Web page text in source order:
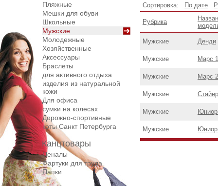
Пляжные
Мешки для обуви
Школьные
Мужские
Молодежные
Хозяйственные
Аксессуары
Браслеты
для активного отдыха
изделия из натуральной
кожи
Для офиса
сумки на колесах
Дорожнo-спортивные
коты Санкт Петербурга
Канцтовары
Пеналы
Фартуки для труда
Папки
Сортировка: По дате
Рубрика
Мужские Денди
Мужские Марс 1
Мужские Марс 2
Мужские Стайер
Мужские
Мужские